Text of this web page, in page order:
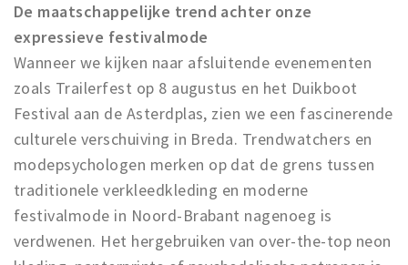
De maatschappelijke trend achter onze
expressieve festivalmode
Wanneer we kijken naar afsluitende evenementen
zoals Trailerfest op 8 augustus en het Duikboot
Festival aan de Asterdplas, zien we een fascinerende
culturele verschuiving in Breda. Trendwatchers en
modepsychologen merken op dat de grens tussen
traditionele verkleedkleding en moderne
festivalmode in Noord-Brabant nagenoeg is
verdwenen. Het hergebruiken van over-the-top neon